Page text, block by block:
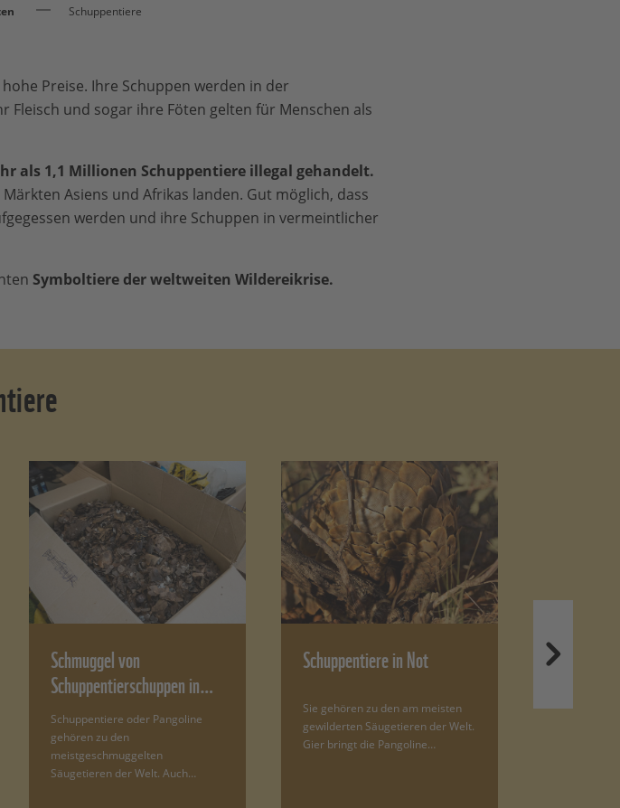
Schuppentiere
Preise. Ihre Schuppen werden in der
Fleisch und sogar ihre Föten gelten für Menschen als
als 1,1 Millionen Schuppentiere illegal gehandelt.
Asiens und Afrikas landen. Gut möglich, dass
werden und ihre Schuppen in vermeintlicher
Symboltiere der weltweiten Wildereikrise.
Schmuggel von
Schuppentierschuppen in…
Schuppentiere oder Pangoline
gehören zu den
meistgeschmuggelten
Säugetieren der Welt. Auch…
Schuppentiere in Not
Sie gehören zu den am meisten
gewilderten Säugetieren der Welt.
Gier bringt die Pangoline…